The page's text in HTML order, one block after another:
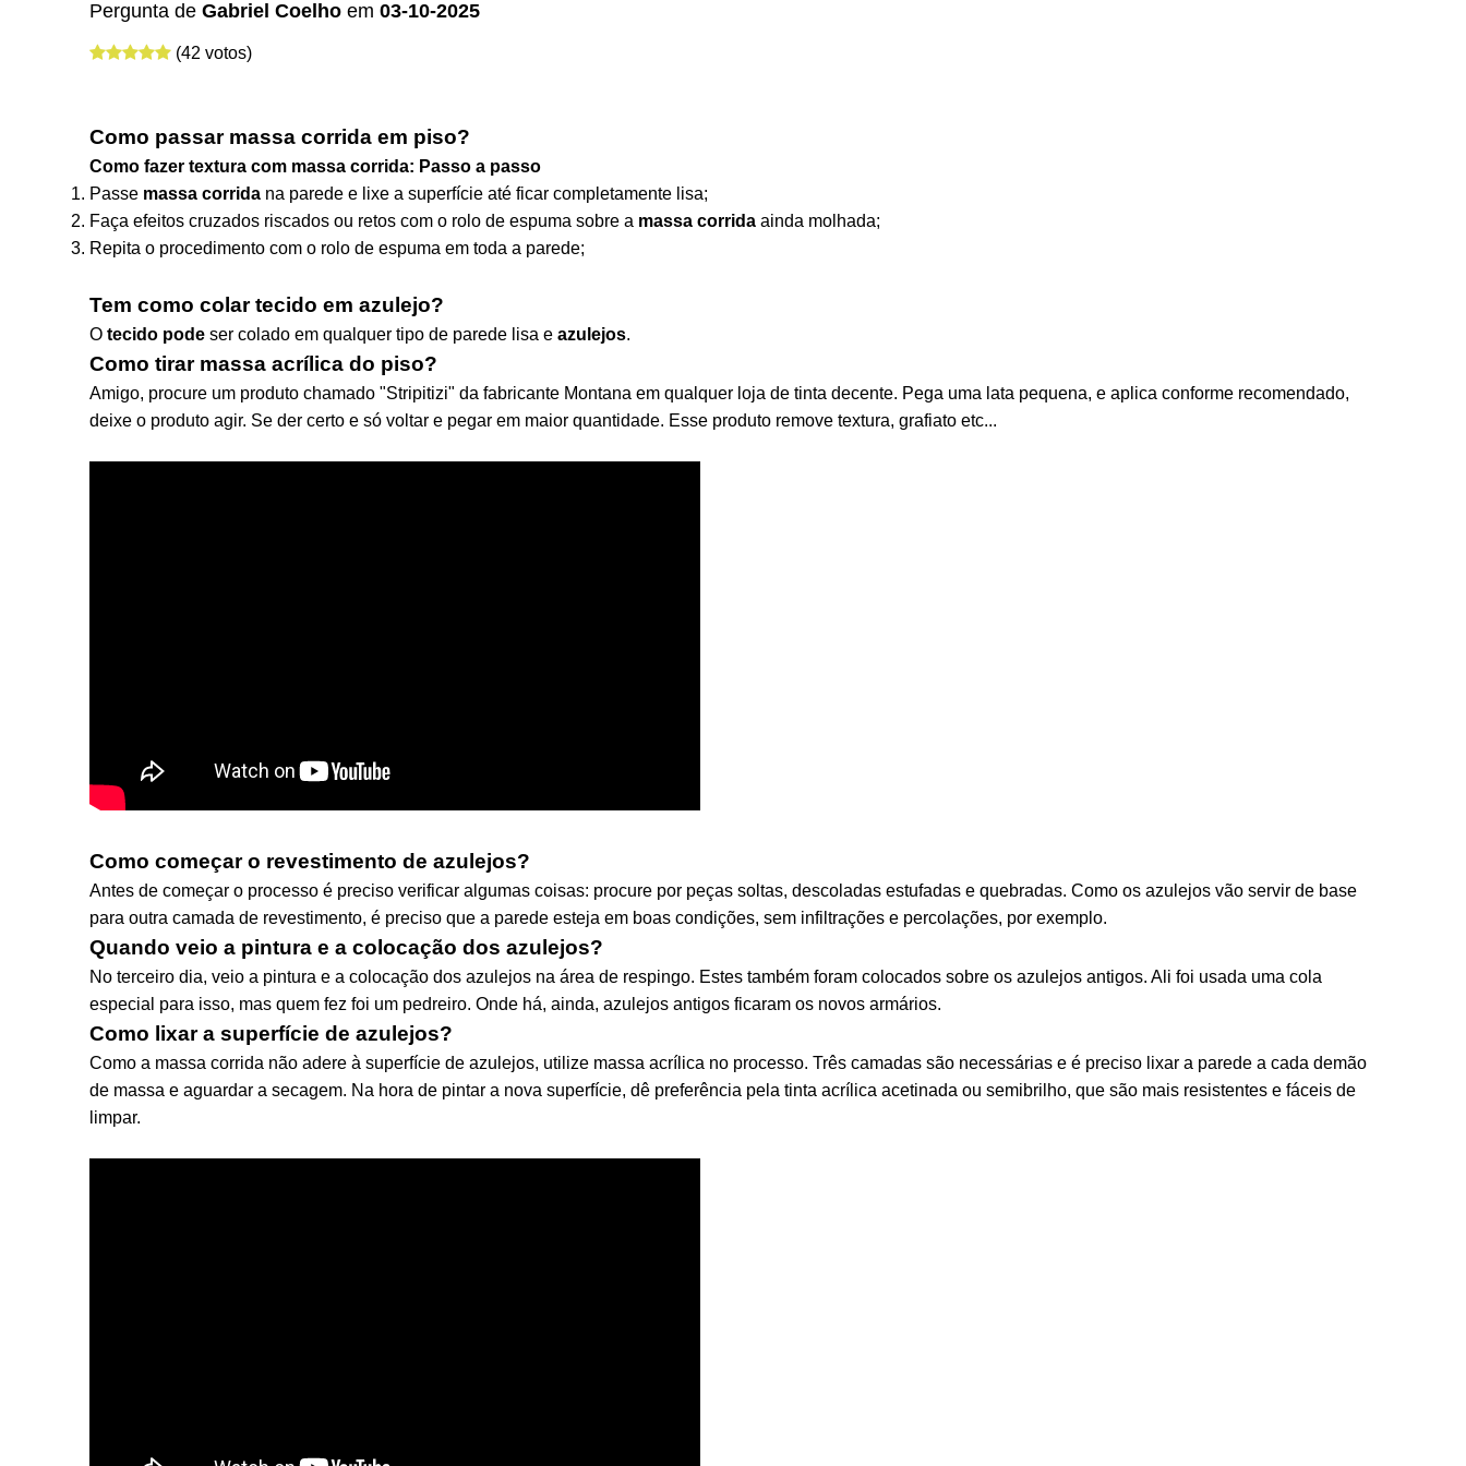
Pergunta de Gabriel Coelho em 03-10-2025
(42 votos)
Como passar massa corrida em piso?
Como fazer textura com massa corrida: Passo a passo
Passe massa corrida na parede e lixe a superfície até ficar completamente lisa;
Faça efeitos cruzados riscados ou retos com o rolo de espuma sobre a massa corrida ainda molhada;
Repita o procedimento com o rolo de espuma em toda a parede;
Tem como colar tecido em azulejo?
O tecido pode ser colado em qualquer tipo de parede lisa e azulejos.
Como tirar massa acrílica do piso?
Amigo, procure um produto chamado "Stripitizi" da fabricante Montana em qualquer loja de tinta decente. Pega uma lata pequena, e aplica conforme recomendado,
deixe o produto agir. Se der certo e só voltar e pegar em maior quantidade. Esse produto remove textura, grafiato etc...
Como começar o revestimento de azulejos?
Antes de começar o processo é preciso verificar algumas coisas: procure por peças soltas, descoladas estufadas e quebradas. Como os azulejos vão servir de base
para outra camada de revestimento, é preciso que a parede esteja em boas condições, sem infiltrações e percolações, por exemplo.
Quando veio a pintura e a colocação dos azulejos?
No terceiro dia, veio a pintura e a colocação dos azulejos na área de respingo. Estes também foram colocados sobre os azulejos antigos. Ali foi usada uma cola
especial para isso, mas quem fez foi um pedreiro. Onde há, ainda, azulejos antigos ficaram os novos armários.
Como lixar a superfície de azulejos?
Como a massa corrida não adere à superfície de azulejos, utilize massa acrílica no processo. Três camadas são necessárias e é preciso lixar a parede a cada demão
de massa e aguardar a secagem. Na hora de pintar a nova superfície, dê preferência pela tinta acrílica acetinada ou semibrilho, que são mais resistentes e fáceis de
limpar.